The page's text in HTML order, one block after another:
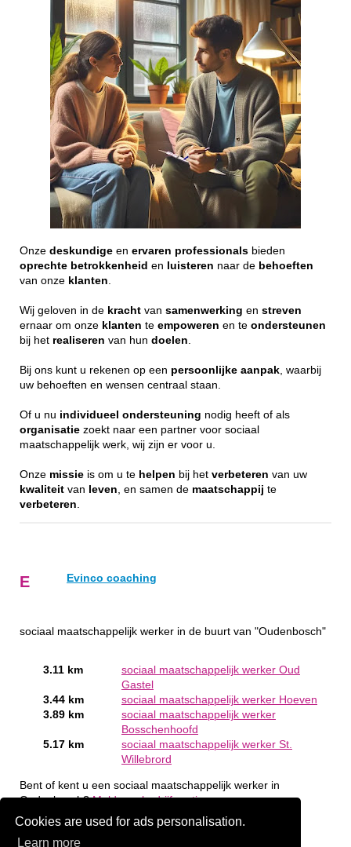
Cookies are used for ads personalisation.
Learn more
Onze deskundige en ervaren professionals bieden
oprechte betrokkenheid en luisteren naar de behoeften
van onze klanten
Wij geloven in de kracht van samenwerking en streven
ernaar om onze klanten te empoweren en te ondersteunen
bij het realiseren van hun doelen
Bij ons kunt u rekenen op een persoonlijke aanpak , waarbij
uw behoeften en wensen centraal staan.
Of u nu individueel ondersteuning nodig heeft of als
organisatie zoekt naar een partner voor sociaal
maatschappelijk werk, wij zijn er voor u.
Onze missie is om u te helpen bij het verbeteren van uw
kwaliteit van leven , en samen de maatschappij te
verbeteren
E Evinco coaching
sociaal maatschappelijk werker in de buurt van "Oudenbosch"
3.11 km
sociaal maatschappelijk werker Oud
Gastel
3.44 km
sociaal maatschappelijk werker Hoeven
3.89 km
sociaal maatschappelijk werker
Bosschenhoofd
5.17 km
sociaal maatschappelijk werker St.
Willebrord
Bent of kent u een sociaal maatschappelijk werker in
Oudenbosch?Meld een bedrijf gratis aan